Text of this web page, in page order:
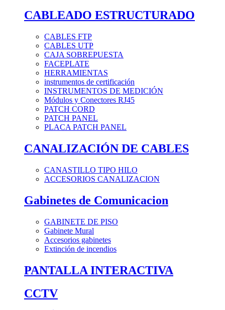
CABLEADO ESTRUCTURADO
CABLES FTP
CABLES UTP
CAJA SOBREPUESTA
FACEPLATE
HERRAMIENTAS
instrumentos de certificación
INSTRUMENTOS DE MEDICIÓN
Módulos y Conectores RJ45
PATCH CORD
PATCH PANEL
PLACA PATCH PANEL
CANALIZACIÓN DE CABLES
CANASTILLO TIPO HILO
ACCESORIOS CANALIZACION
Gabinetes de Comunicacion
GABINETE DE PISO
Gabinete Mural
Accesorios gabinetes
Extinción de incendios
PANTALLA INTERACTIVA
CCTV